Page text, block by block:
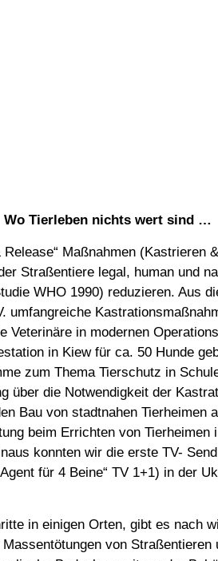
Wo Tierleben nichts wert sind …
Release“ Maßnahmen (Kastrieren
Straßentiere legal, human und
WHO 1990) reduzieren. Aus
umfangreiche
Veterinäre in modernen
in Kiew für ca. 50 Hunde
zum Thema Tierschutz in
über die Notwendigkeit der
Bau von stadtnahen Tierheimen
beim Errichten von Tierheimen
konnten wir die erste TV-
für 4 Beine“ TV 1+1) in der
in einigen Orten, gibt es nach
von Straßentieren